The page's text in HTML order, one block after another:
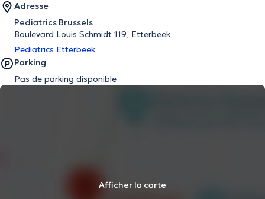
Adresse
Pediatrics Brussels
Boulevard Louis Schmidt 119, Etterbeek
Pediatrics Etterbeek
Parking
Pas de parking disponible
Afficher la carte